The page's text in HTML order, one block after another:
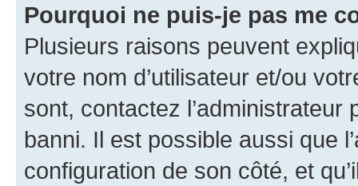
Pourquoi ne puis-je pas me
Plusieurs raisons peuvent
votre nom d’utilisateur et/ou
sont, contactez l’administrateur
banni. Il est possible aussi que
configuration de son côté, et